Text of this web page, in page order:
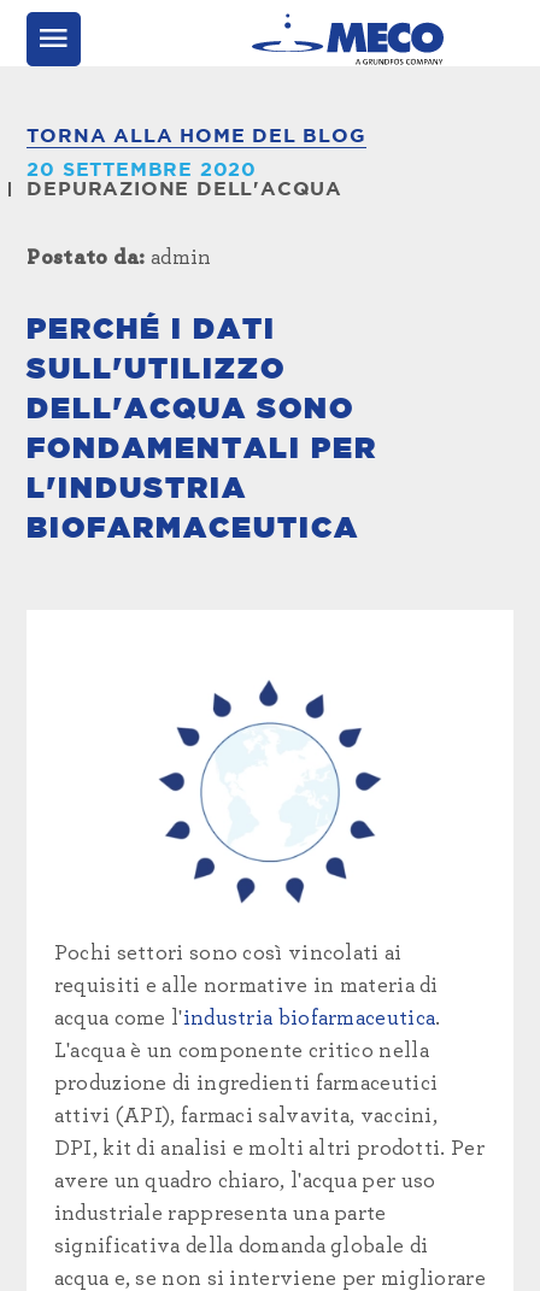
TORNA ALLA HOME DEL BLOG
20 SETTEMBRE 2020
DEPURAZIONE DELL'ACQUA
Postato da: admin
PERCHÉ I DATI
SULL'UTILIZZO
DELL'ACQUA SONO
FONDAMENTALI PER
L'INDUSTRIA
BIOFARMACEUTICA
Pochi settori sono così vincolati ai
requisiti e alle normative in materia di
acqua come l'industria biofarmaceutica.
L'acqua è un componente critico nella
produzione di ingredienti farmaceutici
attivi (API), farmaci salvavita, vaccini,
DPI, kit di analisi e molti altri prodotti. Per
avere un quadro chiaro, l'acqua per uso
industriale rappresenta una parte
significativa della domanda globale di
acqua e, se non si interviene per migliorare